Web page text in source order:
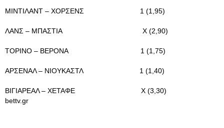
ΜΙΝΤΙΛΑΝΤ – ΧΟΡΣΕΝΣ 1 (1,95)
ΛΑΝΣ – ΜΠΑΣΤΙΑ Χ (2,90)
ΤΟΡΙΝΟ – ΒΕΡΟΝΑ 1 (1,75)
ΑΡΣΕΝΑΛ – ΝΙΟΥΚΑΣΤΛ 1 (1,40)
ΒΙΓΙΑΡΕΑΛ – ΧΕΤΑΦΕ Χ (3,30)
bettv.gr